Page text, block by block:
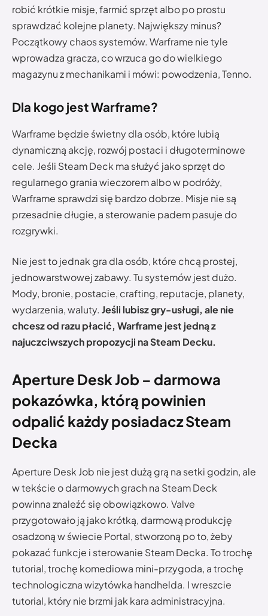
robić krótkie misje, farmić sprzęt albo po prostu
sprawdzać kolejne planety. Największy minus?
Początkowy chaos systemów. Warframe nie tyle
wprowadza gracza, co wrzuca go do wielkiego
magazynu z mechanikami i mówi: powodzenia, Tenno.
Dla kogo jest Warframe?
Warframe będzie świetny dla osób, które lubią
dynamiczną akcję, rozwój postaci i długoterminowe
cele. Jeśli Steam Deck ma służyć jako sprzęt do
regularnego grania wieczorem albo w podróży,
Warframe sprawdzi się bardzo dobrze. Misje nie są
przesadnie długie, a sterowanie padem pasuje do
rozgrywki.
Nie jest to jednak gra dla osób, które chcą prostej,
jednowarstwowej zabawy. Tu systemów jest dużo.
Mody, bronie, postacie, crafting, reputacje, planety,
wydarzenia, waluty. Jeśli lubisz gry-usługi, ale nie
chcesz od razu płacić, Warframe jest jedną z
najuczciwszych propozycji na Steam Decku.
Aperture Desk Job – darmowa
pokazówka, którą powinien
odpalić każdy posiadacz Steam
Decka
Aperture Desk Job nie jest dużą grą na setki godzin, ale
w tekście o darmowych grach na Steam Deck
powinna znaleźć się obowiązkowo. Valve
przygotowało ją jako krótką, darmową produkcję
osadzoną w świecie Portal, stworzoną po to, żeby
pokazać funkcje i sterowanie Steam Decka. To trochę
tutorial, trochę komediowa mini-przygoda, a trochę
technologiczna wizytówka handhelda. I wreszcie
tutorial, który nie brzmi jak kara administracyjna.